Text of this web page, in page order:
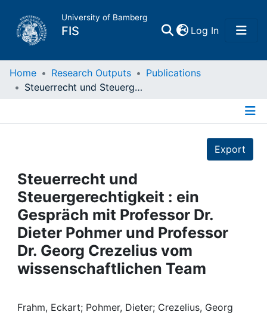
University of Bamberg
FIS Log In(current)
Home
People
Institutions
Awards
Home Research Outputs
Publications
Steuerrecht und Steuergerechtigkeit : ein Gespräch mit Professor Dr. Dieter Pohmer und Professor Dr. Georg Crezelius vom wissenschaftlichen Team
Export
Steuerrecht und
Steuergerechtigkeit : ein
Gespräch mit Professor Dr.
Dieter Pohmer und Professor
Dr. Georg Crezelius vom
wissenschaftlichen Team
Frahm, Eckart; Pohmer, Dieter; Crezelius, Georg